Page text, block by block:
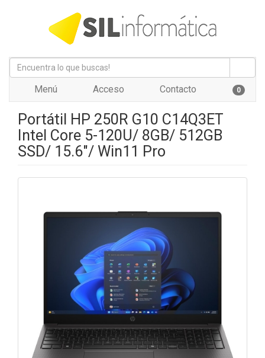
Menú Acceso Contacto 0
Portátil HP 250R G10 C14Q3ET
Intel Core 5-120U/ 8GB/ 512GB
SSD/ 15.6"/ Win11 Pro